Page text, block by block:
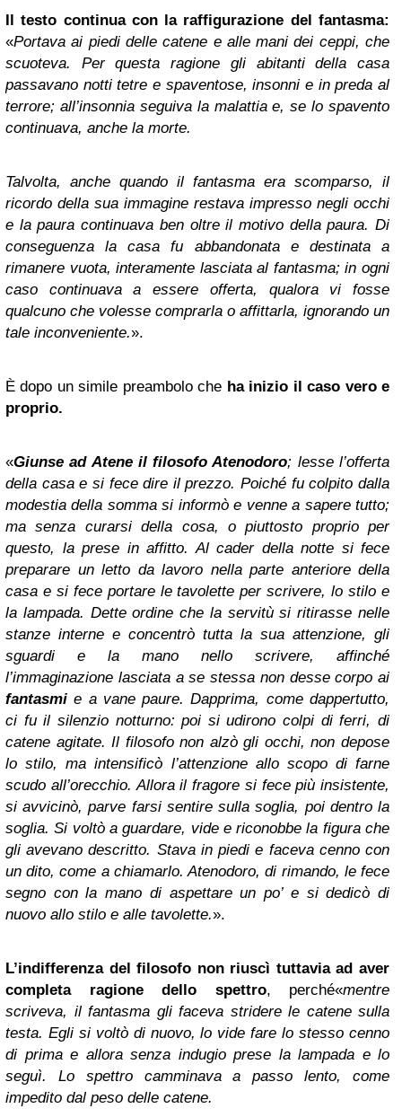
Il testo continua con la raffigurazione del fantasma:
«Portava ai piedi delle catene e alle mani dei ceppi, che
scuoteva. Per questa ragione gli abitanti della casa
passavano notti tetre e spaventose, insonni e in preda al
terrore; all’insonnia seguiva la malattia e, se lo spavento
continuava, anche la morte.
Talvolta, anche quando il fantasma era scomparso, il
ricordo della sua immagine restava impresso negli occhi
e la paura continuava ben oltre il motivo della paura. Di
conseguenza la casa fu abbandonata e destinata a
rimanere vuota, interamente lasciata al fantasma; in ogni
caso continuava a essere offerta, qualora vi fosse
qualcuno che volesse comprarla o affittarla, ignorando un
tale inconveniente.».
È dopo un simile preambolo che ha inizio il caso vero e
proprio.
«Giunse ad Atene il filosofo Atenodoro; lesse l’offerta
della casa e si fece dire il prezzo. Poiché fu colpito dalla
modestia della somma si informò e venne a sapere tutto;
ma senza curarsi della cosa, o piuttosto proprio per
questo, la prese in affitto. Al cader della notte si fece
preparare un letto da lavoro nella parte anteriore della
casa e si fece portare le tavolette per scrivere, lo stilo e
la lampada. Dette ordine che la servitù si ritirasse nelle
stanze interne e concentrò tutta la sua attenzione, gli
sguardi e la mano nello scrivere, affinché
l’immaginazione lasciata a se stessa non desse corpo ai
fantasmi e a vane paure. Dapprima, come dappertutto,
ci fu il silenzio notturno: poi si udirono colpi di ferri, di
catene agitate. Il filosofo non alzò gli occhi, non depose
lo stilo, ma intensificò l’attenzione allo scopo di farne
scudo all’orecchio. Allora il fragore si fece più insistente,
si avvicinò, parve farsi sentire sulla soglia, poi dentro la
soglia. Si voltò a guardare, vide e riconobbe la figura che
gli avevano descritto. Stava in piedi e faceva cenno con
un dito, come a chiamarlo. Atenodoro, di rimando, le fece
segno con la mano di aspettare un po’ e si dedicò di
nuovo allo stilo e alle tavolette.».
L’indifferenza del filosofo non riuscì tuttavia ad aver
completa ragione dello spettro, perché«mentre
scriveva, il fantasma gli faceva stridere le catene sulla
testa. Egli si voltò di nuovo, lo vide fare lo stesso cenno
di prima e allora senza indugio prese la lampada e lo
seguì. Lo spettro camminava a passo lento, come
impedito dal peso delle catene.